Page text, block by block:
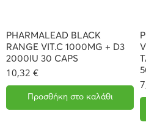
PHARMALEAD BLACK
RANGE VIT.C 1000MG + D3
2000IU 30 CAPS
10,32 €
Προσθήκη στο καλάθι